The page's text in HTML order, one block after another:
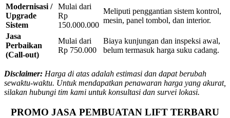
Modernisasi /
Upgrade
Sistem
Mulai dari
Rp
150.000.000
Meliputi penggantian sistem kontrol,
mesin, panel tombol, dan interior.
Jasa
Perbaikan
(Call-out)
Mulai dari
Rp 750.000
Biaya kunjungan dan inspeksi awal,
belum termasuk harga suku cadang.
Disclaimer: Harga di atas adalah estimasi dan dapat berubah
sewaktu-waktu. Untuk mendapatkan penawaran harga yang akurat,
silakan hubungi tim kami untuk konsultasi dan survei lokasi.
PROMO JASA PEMBUATAN LIFT TERBARU